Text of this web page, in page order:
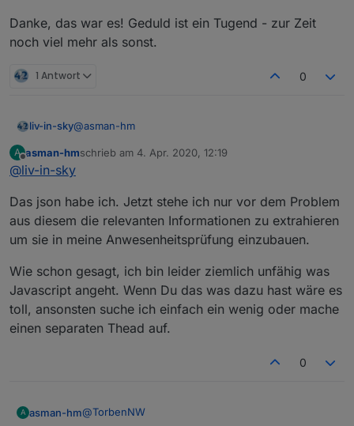
Danke, das war es! Geduld ist ein Tugend - zur Zeit
noch viel mehr als sonst.
1 Antwort 0
liv-in-sky@asman-hm
was ich dir anbieten kann (erster schritt)
zu ändern:
username
password
unify_controller
const wifis
den rest lass mal so, wie es ist - wenn das läuft wird
ein datenpunkt mit einem json angelegt unter:
der so aussieht:
script zum import
A
Offline
asman-hmschrieb am 4. Apr. 2020, 12:19
zuletzt editiert von
@liv-in-sky
Das json habe ich. Jetzt stehe ich nur vor dem Problem
aus diesem die relevanten Informationen zu extrahieren
um sie in meine Anwesenheitsprüfung einzubauen.
Wie schon gesagt, ich bin leider ziemlich unfähig was
Javascript angeht. Wenn Du das was dazu hast wäre es
toll, ansonsten suche ich einfach ein wenig oder mache
einen separaten Thead auf.
0
A asman-hm@TorbenNW